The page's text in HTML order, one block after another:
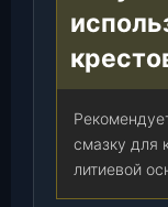
смазку для
литиевой